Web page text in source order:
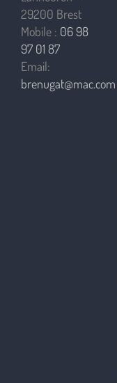
29200 Brest
Mobile : 06 98
97 01 87
Email:
brenugat@mac.com